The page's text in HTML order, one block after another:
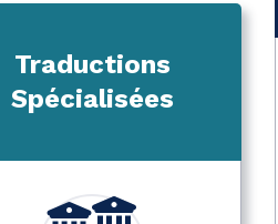
Traductions
Spécialisées